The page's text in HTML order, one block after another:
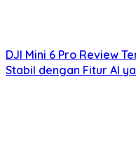
DJI Mini 6 Pro Review
Stabil dengan Fitur AI